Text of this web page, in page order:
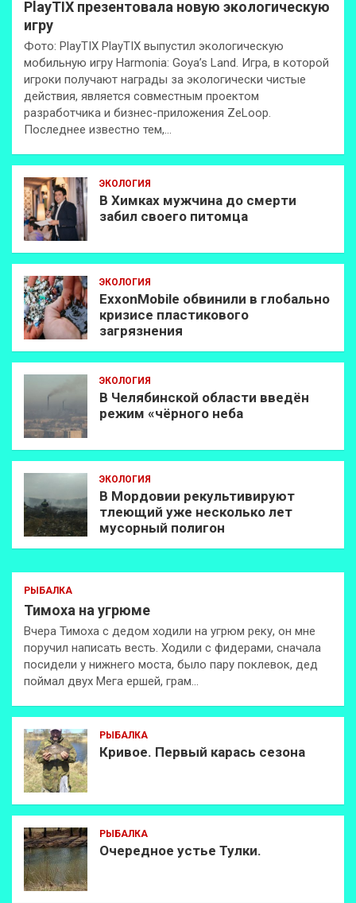
PlayTIX презентовала новую экологическую
игру
Фото: PlayTIX PlayTIX выпустил экологическую
мобильную игру Harmonia: Goya’s Land. Игра, в которой
игроки получают награды за экологически чистые
действия, является совместным проектом
разработчика и бизнес-приложения ZeLoop.
Последнее известно тем,…
ЭКОЛОГИЯ
В Химках мужчина до смерти
забил своего питомца
ЭКОЛОГИЯ
ExxonMobilе обвинили в глобально
кризисе пластикового
загрязнения
ЭКОЛОГИЯ
В Челябинской области введён
режим «чёрного неба
ЭКОЛОГИЯ
В Мордовии рекультивируют
тлеющий уже несколько лет
мусорный полигон
РЫБАЛКА
Тимоха на угрюме
Вчера Тимоха с дедом ходили на угрюм реку, он мне
поручил написать весть. Ходили с фидерами, сначала
посидели у нижнего моста, было пару поклевок, дед
поймал двух Мега ершей, грам…
РЫБАЛКА
Кривое. Первый карась сезона
РЫБАЛКА
Очередное устье Тулки.